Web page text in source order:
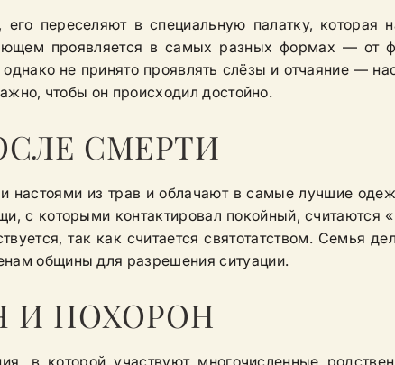
переселяют в специальную палатку, которая
проявляется в самых разных формах — от
не принято проявлять слёзы и отчаяние —
чтобы он происходил достойно.
СМЕРТИ
из трав и облачают в самые лучшие
с которыми контактировал покойный, считаются
так как считается святотатством. Семья
общины для разрешения ситуации.
И ПОХОРОН
в которой участвуют многочисленные